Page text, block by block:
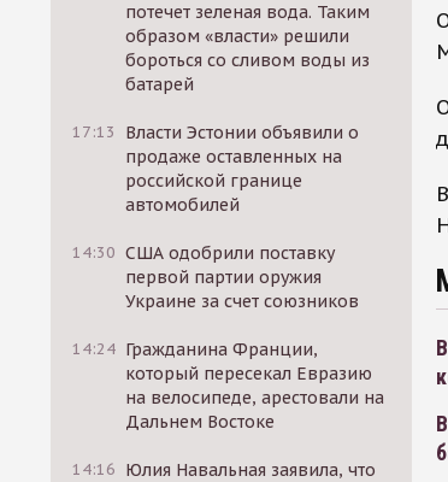
потечет зеленая вода. Таким
образом «власти» решили
бороться со сливом воды из
батарей
17:13
Власти Эстонии объявили о
продаже оставленных на
российской границе
автомобилей
14:30 США одобрили поставку
первой партии оружия
Украине за счет союзников
14:24 Гражданина Франции,
который пересекал Евразию
на велосипеде, арестовали на
Дальнем Востоке
14:16 Юлия Навальная заявила, что